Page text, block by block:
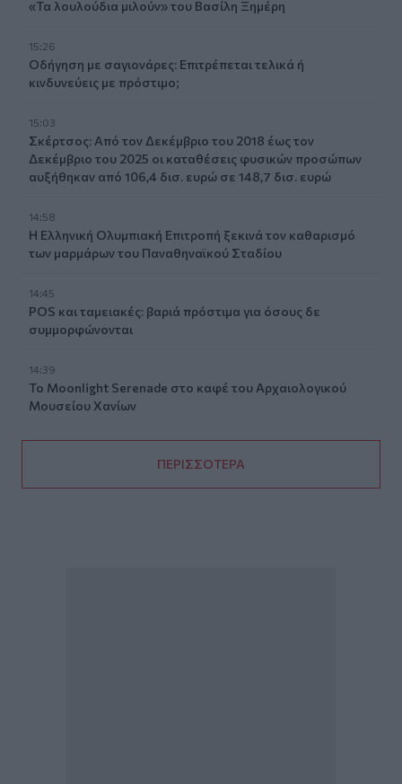
«Τα λουλούδια μιλούν» του Βασίλη Ξημέρη
15:26
Οδήγηση με σαγιονάρες: Επιτρέπεται τελικά ή
κινδυνεύεις με πρόστιμο;
15:03
Σκέρτσος: Από τον Δεκέμβριο του 2018 έως τον
Δεκέμβριο του 2025 οι καταθέσεις φυσικών προσώπων
αυξήθηκαν από 106,4 δισ. ευρώ σε 148,7 δισ. ευρώ
14:58
Η Ελληνική Ολυμπιακή Επιτροπή ξεκινά τον καθαρισμό
των μαρμάρων του Παναθηναϊκού Σταδίου
14:45
POS και ταμειακές: βαριά πρόστιμα για όσους δε
συμμορφώνονται
14:39
To Moonlight Serenade στο καφέ του Αρχαιολογικού
Μουσείου Χανίων
ΠΕΡΙΣΣΟΤΕΡΑ